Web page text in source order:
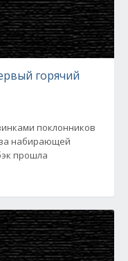
горячий
поклонников
набирающей
прошла